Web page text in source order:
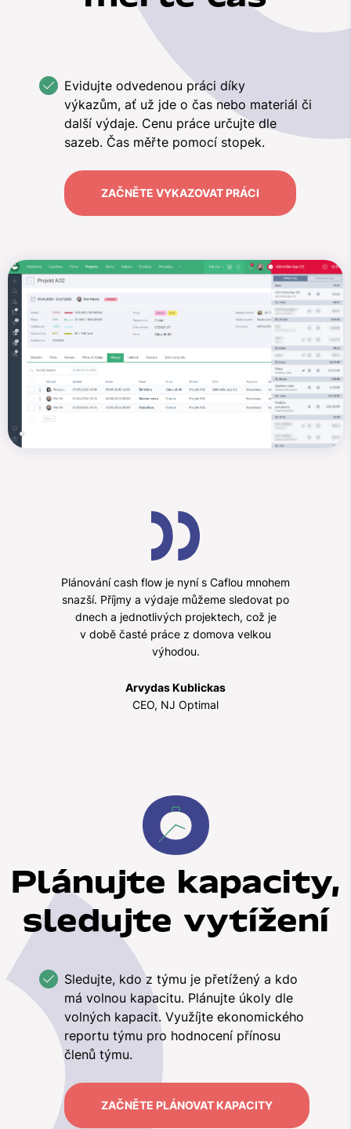
Evidujte odvedenou práci díky
výkazům, ať už jde o čas nebo materiál či
další výdaje. Cenu práce určujte dle
sazeb. Čas měřte pomocí stopek.
ZAČNĚTE VYKAZOVAT PRÁCI
Plánování cash flow je nyní s Caflou mnohem
snazší. Příjmy a výdaje můžeme sledovat po
dnech a jednotlivých projektech, což je
v době časté práce z domova velkou
výhodou.
Arvydas Kublickas
CEO, NJ Optimal
Plánujte kapacity,
sledujte vytížení
Sledujte, kdo z týmu je přetížený a kdo
má volnou kapacitu. Plánujte úkoly dle
volných kapacit. Využíjte ekonomického
reportu týmu pro hodnocení přínosu
členů týmu.
ZAČNĚTE PLÁNOVAT KAPACITY